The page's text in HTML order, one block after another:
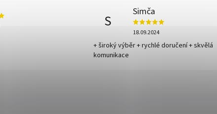
S
Simča
18.09.2024
+ široký výběr + rychlé doručení + skvělá
komunikace